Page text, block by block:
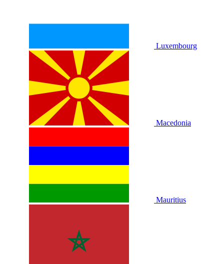
Luxembourg
Macedonia
Mauritius